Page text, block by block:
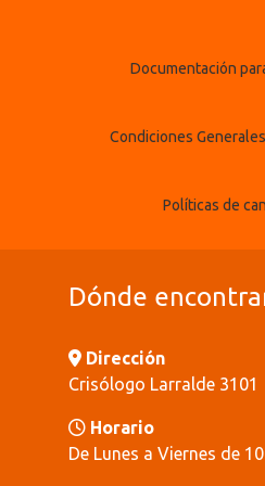
Documentación
Condiciones
Políticas de
Dónde
Dirección
Crisólogo Larralde 3101
Horario
De Lunes a Viernes de